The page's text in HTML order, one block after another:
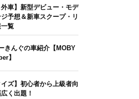
外車】新型デビュー・モデ
予想＆新車スクープ・リ
覧
きんぐの車紹介【MOBY
】
イズ】初心者から上級者向
く出題！